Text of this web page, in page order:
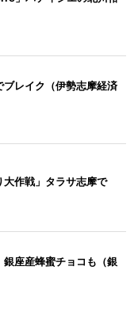
レイク（伊勢志摩経済
大作戦」タラサ志摩で
座産蜂蜜チョコも（銀